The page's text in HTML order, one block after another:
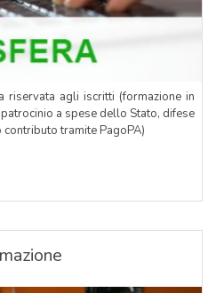
riservata agli iscritti (formazione in
a spese dello Stato, difese
tramite PagoPA)